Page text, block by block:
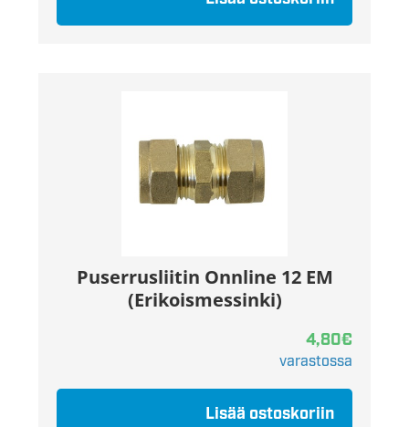
Puserrusliitin Onnline 12 EM
(Erikoismessinki)
4,80€
varastossa
Lisää ostoskoriin